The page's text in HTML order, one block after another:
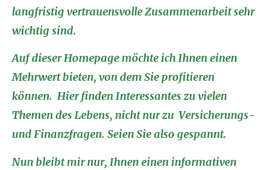
langfristig vertrauensvolle Zusammenarbeit sehr
wichtig sind.
Auf dieser Homepage möchte ich Ihnen einen
Mehrwert bieten, von dem Sie profitieren
können. Hier finden Interessantes zu vielen
Themen des Lebens, nicht nur zu Versicherungs-
und Finanzfragen. Seien Sie also gespannt.
Nun bleibt mir nur, Ihnen einen informativen